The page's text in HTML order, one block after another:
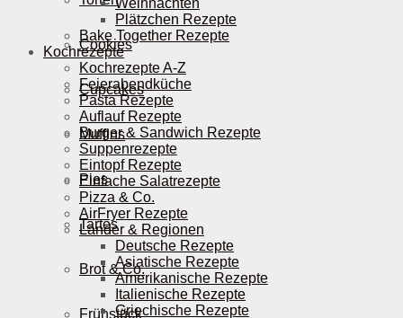
Cookies
Cupcakes
Muffins
Pies
Tartes
Brot & Co.
Frühstück
Weihnachten
Plätzchen Rezepte
Bake Together Rezepte
Kochrezepte
Kochrezepte A-Z
Feierabendküche
Pasta Rezepte
Auflauf Rezepte
Burger & Sandwich Rezepte
Suppenrezepte
Eintopf Rezepte
Einfache Salatrezepte
Pizza & Co.
AirFryer Rezepte
Länder & Regionen
Deutsche Rezepte
Asiatische Rezepte
Amerikanische Rezepte
Italienische Rezepte
Griechische Rezepte